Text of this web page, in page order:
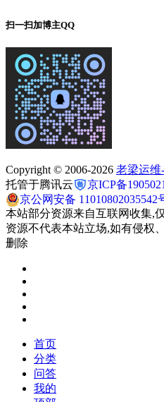
扫一扫加博主QQ
Copyright © 2006-2026 老梁运维
托管于腾讯云
京ICP备
京公网安备 11010802035542
本站部分资源来自互联网收集,
资源不代表本站立场,如有侵权
删除
首页
分类
问答
我的